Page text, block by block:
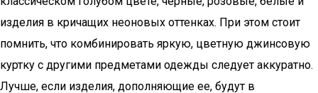
изделия в кричащих неоновых оттенках. При этом стоит
помнить, что комбинировать яркую, цветную джинсовую
куртку с другими предметами одежды следует аккуратно.
Лучше, если изделия, дополняющие ее, будут в